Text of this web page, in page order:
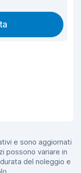
e sono aggiornati
possono variare in
del noleggio e